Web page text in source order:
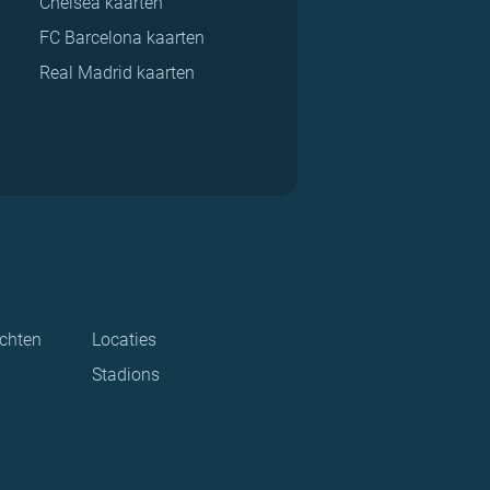
FC Barcelona kaarten
Real Madrid kaarten
Locaties
Stadions